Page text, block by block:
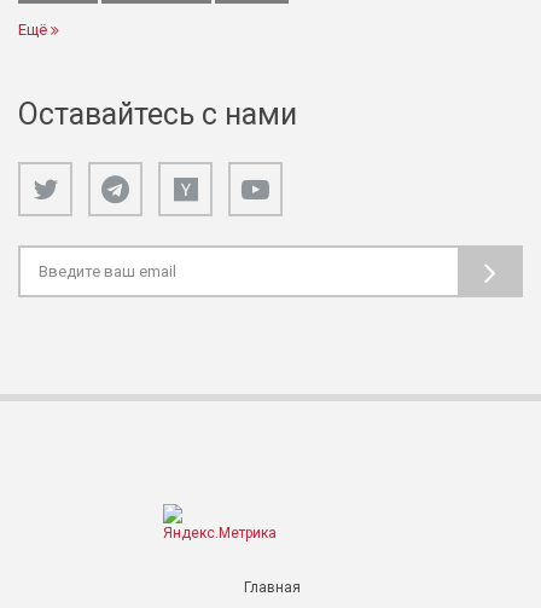
Ещё
Оставайтесь с нами
Главная